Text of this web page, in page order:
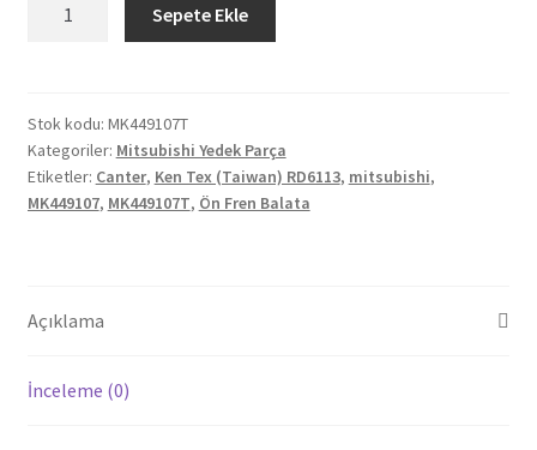
Fren
Balata
Takımı
8
Sepete Ekle
Stok kodu: MK449107T
Kategoriler: Mitsubishi Yedek Parça
Etiketler: Canter, Ken Tex (Taiwan) RD6113, mitsubishi,
MK449107, MK449107T, Ön Fren Balata
Açıklama
İnceleme (0)